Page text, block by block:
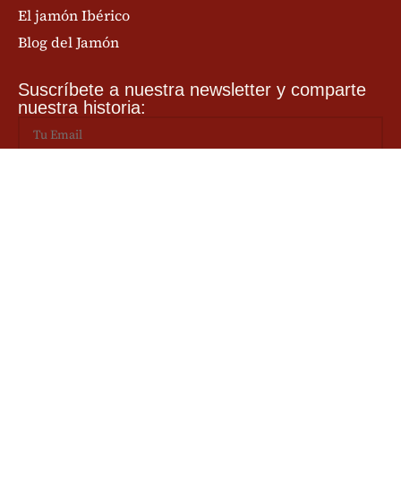
El jamón Ibérico
Blog del Jamón
Suscríbete a nuestra newsletter y comparte
nuestra historia: